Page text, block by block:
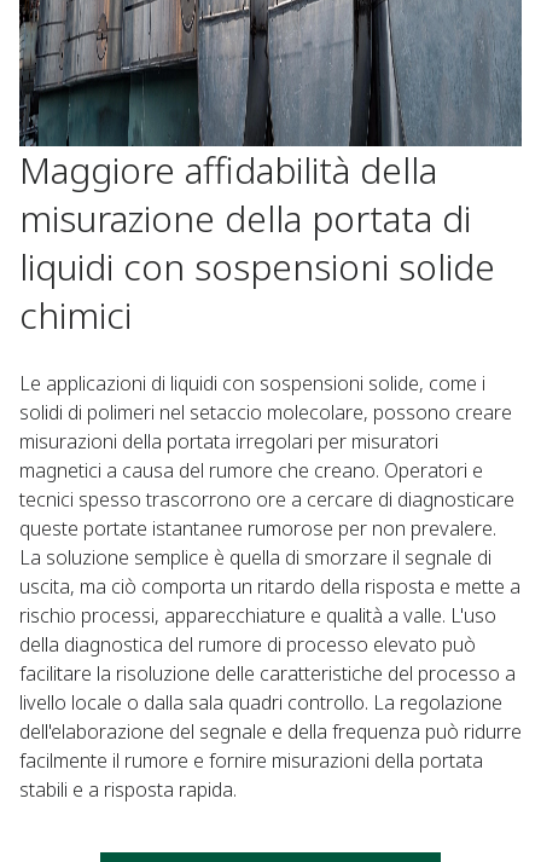
Maggiore affidabilità della
misurazione della portata di
liquidi con sospensioni solide
chimici
Le applicazioni di liquidi con sospensioni solide, come i
solidi di polimeri nel setaccio molecolare, possono creare
misurazioni della portata irregolari per misuratori
magnetici a causa del rumore che creano. Operatori e
tecnici spesso trascorrono ore a cercare di diagnosticare
queste portate istantanee rumorose per non prevalere.
La soluzione semplice è quella di smorzare il segnale di
uscita, ma ciò comporta un ritardo della risposta e mette a
rischio processi, apparecchiature e qualità a valle. L'uso
della diagnostica del rumore di processo elevato può
facilitare la risoluzione delle caratteristiche del processo a
livello locale o dalla sala quadri controllo. La regolazione
dell'elaborazione del segnale e della frequenza può ridurre
facilmente il rumore e fornire misurazioni della portata
stabili e a risposta rapida.